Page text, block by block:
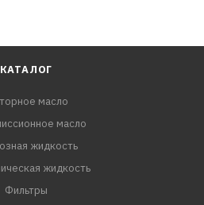
КАТАЛОГ
масло
масло
жидкость
жидкость
Фильтры